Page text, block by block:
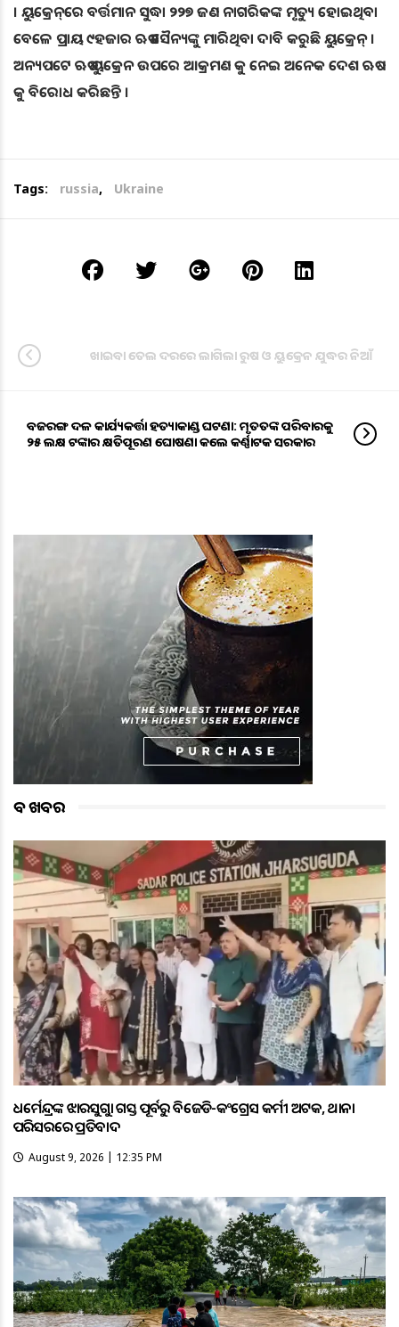
। ୟୁକ୍ରେନ୍‌ରେ ବର୍ତ୍ତମାନ ସୁଦ୍ଧା ୨୨୭ ଜଣ ନାଗରିକଙ୍କ ମୃତ୍ୟୁ ହୋଇଥିବା
ବେଳେ ପ୍ରାୟ ୯ହଜାର ଋଷ ସୈନ୍ୟଙ୍କୁ ମାରିଥିବା ଦାବି କରୁଛି ୟୁକ୍ରେନ୍ ।
ଅନ୍ୟପଟେ ଋଷ ୟୁକ୍ରେନ ଉପରେ ଆକ୍ରମଣ କୁ ନେଇ ଅନେକ ଦେଶ ଋଷ
କୁ ବିରୋଧ କରିଛନ୍ତି ।
Tags: russia, Ukraine
ଖାଇବା ତେଲ ଦରରେ ଲାଗିଲା ରୁଷ ଓ ୟୁକ୍ରେନ ଯୁଦ୍ଧର ନିଆଁ
ବଜରଙ୍ଗ ଦଳ କାର୍ଯ୍ୟକର୍ତ୍ତା ହତ୍ୟାକାଣ୍ଡ ଘଟଣା: ମୃତତଙ୍କ ପରିବାରକୁ
୨୫ ଲକ୍ଷ ଟଙ୍କାର କ୍ଷତିପୂରଣ ଘୋଷଣା କଲେ କର୍ଣ୍ଣାଟକ ସରକାର
ବଡ ଖବର
ଧର୍ମେନ୍ଦ୍ରଙ୍କ ଝାରସୁଗୁଡ଼ା ଗସ୍ତ ପୂର୍ବରୁ ବିଜେଡି-କଂଗ୍ରେସ କର୍ମୀ ଅଟକ, ଥାନା
ପରିସରରେ ପ୍ରତିବାଦ
August 9, 2026 | 12:35 PM